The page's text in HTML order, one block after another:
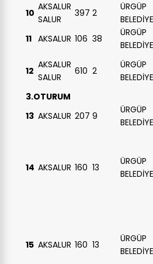
10
AKSALUR
SALUR
397 2
ÜRGÜP
11 AKSALUR 106 38
ÜRGÜP
12
AKSALUR
SALUR
610 2
ÜRGÜP
3.OTURUM
13 AKSALUR 207 9
ÜRGÜP
14 AKSALUR 160 13
ÜRGÜP
15 AKSALUR 160 13
ÜRGÜP